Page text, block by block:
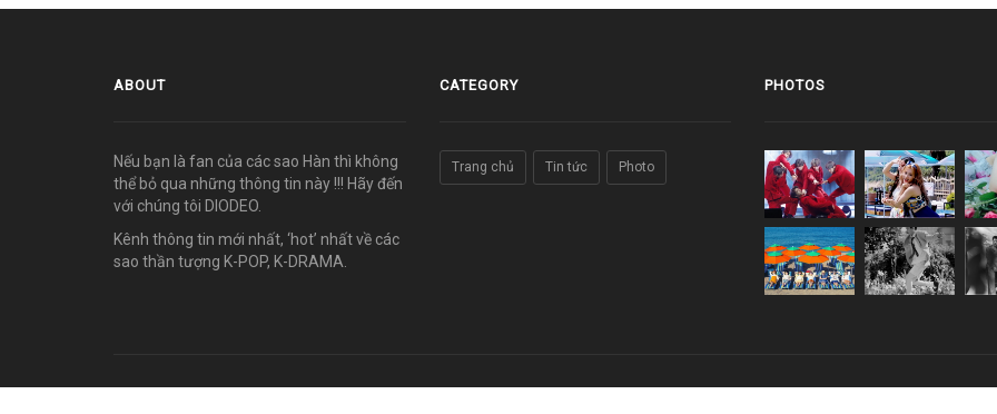
ABOUT
Nếu bạn là fan của các sao Hàn thì không
thể bỏ qua những thông tin này !!! Hãy đến
với chúng tôi DIODEO.
Kênh thông tin mới nhất, ‘hot’ nhất về các
sao thần tượng K-POP, K-DRAMA.
CATEGORY
Trang chủ Tin tức Photo
PHOTOS